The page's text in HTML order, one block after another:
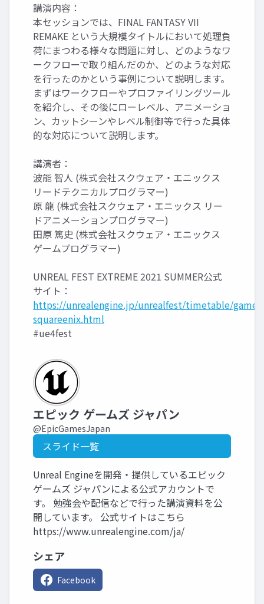
講演内容：
本セッションでは、FINAL FANTASY VII
REMAKE という大規模タイトルにおいて処理負
荷にまつわる様々な問題に対し、どのようなワ
ークフローで取り組んだのか、どのような対応
を行ったのかという事例について説明します。
まずはワークフローやプロファイリングツール
を紹介し、その後にローレベル、アニメーショ
ン、カットシーンやレベル制御等で行った具体
的な対応について説明します。
講演者：
波能 智人 (株式会社スクウェア・エニックス
リードテクニカルプログラマー)
原 龍 (株式会社スクウェア・エニックス リー
ドアニメーションプログラマー)
田原 篤史 (株式会社スクウェア・エニックス
ゲームプログラマー)
UNREAL FEST EXTREME 2021 SUMMER公式
サイト：
https://unrealengine.jp/unrealfest/timetable/game-
squareenix.html
#ue4fest
エピック ゲームズ ジャパン
@EpicGamesJapan
スライド一覧
Unreal Engineを開発・提供しているエピック
ゲームズ ジャパンによる公式アカウントで
す。 勉強会や配信などで行った講演資料を公
開しています。 公式サイトはこちら
https://www.unrealengine.com/ja/
シェア
Facebook